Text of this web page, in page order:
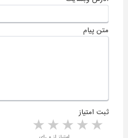
متن پیام
ثبت امتیاز
4 stars 3 stars 2 stars 1 star